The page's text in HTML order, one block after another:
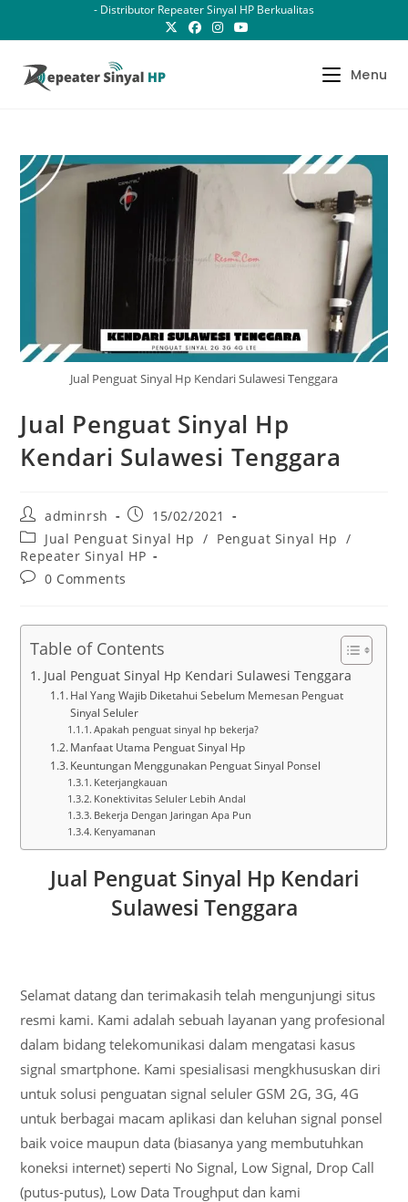
- Distributor Repeater Sinyal HP Berkualitas
Menu
Jual Penguat Sinyal Hp Kendari Sulawesi Tenggara
Jual Penguat Sinyal Hp
Kendari Sulawesi Tenggara
Post
author:
adminrsh
Post
published:
15/02/2021
Post
category:
Jual Penguat Sinyal Hp / Penguat Sinyal Hp /
Repeater Sinyal HP
Post0 Comments
Table of Contents
Jual Penguat Sinyal Hp Kendari Sulawesi Tenggara
Hal Yang Wajib Diketahui Sebelum Memesan Penguat
Sinyal Seluler
Apakah penguat sinyal hp bekerja?
Manfaat Utama Penguat Sinyal Hp
Keuntungan Menggunakan Penguat Sinyal Ponsel
Keterjangkauan
Konektivitas Seluler Lebih Andal
Bekerja Dengan Jaringan Apa Pun
Kenyamanan
Jual Penguat Sinyal Hp Kendari
Sulawesi Tenggara
Selamat datang dan terimakasih telah mengunjungi situs
resmi kami. Kami adalah sebuah layanan yang profesional
dalam bidang telekomunikasi dalam mengatasi kasus
signal smartphone. Kami spesialisasi mengkhususkan diri
untuk solusi penguatan signal seluler GSM 2G, 3G, 4G
untuk berbagai macam aplikasi dan keluhan signal ponsel
baik voice maupun data (biasanya yang membutuhkan
koneksi internet) seperti No Signal, Low Signal, Drop Call
(putus-putus), Low Data Troughput dan kami